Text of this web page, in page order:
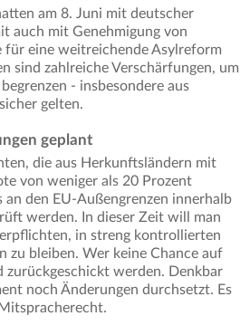
am 8. Juni mit deutscher
auch mit Genehmigung von
für eine weitreichende Asylreform
sind zahlreiche Verschärfungen, um
- insbesondere aus
gelten.
geplant
die aus Herkunftsländern mit
von weniger als 20 Prozent
an den EU-Außengrenzen innerhalb
werden. In dieser Zeit will man
in streng kontrollierten
zu bleiben. Wer keine Chance auf
zurückgeschickt werden. Denkbar
noch Änderungen durchsetzt. Es